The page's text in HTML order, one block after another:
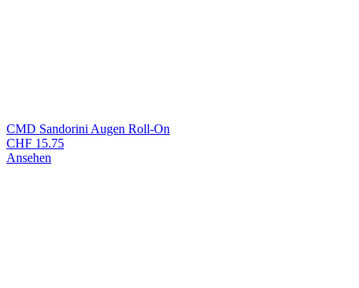
CMD Sandorini Augen Roll-On
CHF 15.75
Ansehen